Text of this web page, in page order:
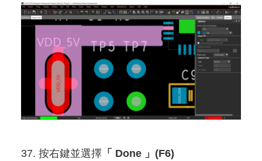
37. 按右鍵並選擇「 Done 」(F6)